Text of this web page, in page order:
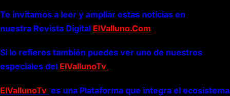
Te invitamos a leer y ampliar estas noticias en
nuestra Revista Digital ElValluno.Com
Si lo refieres también puedes ver uno de nuestros
especiales del ElVallunoTv
ElVallunoTv es una Plataforma que integra el ecosistema